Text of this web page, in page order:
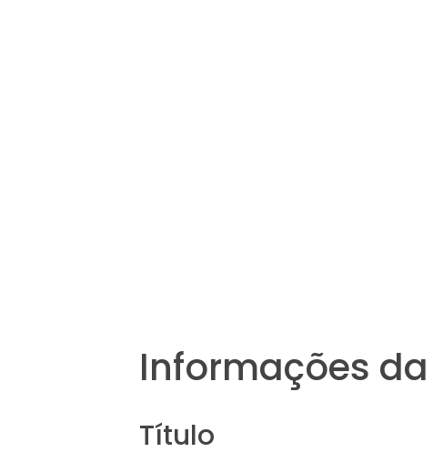
Informações da
Título